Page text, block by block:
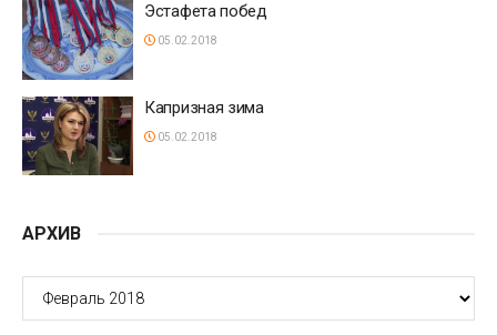
Эстафета побед
05.02.2018
Капризная зима
05.02.2018
АРХИВ
АРХИВ